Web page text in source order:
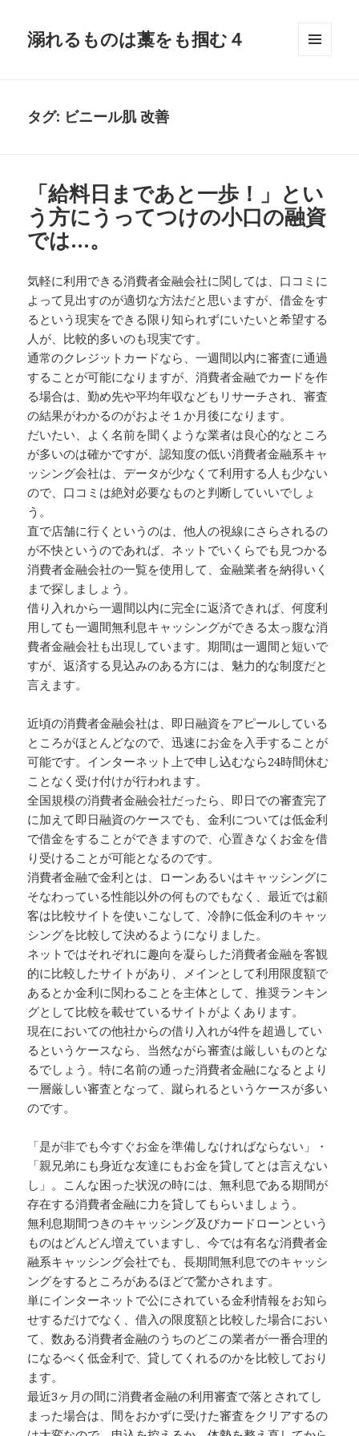
溺れるものは藁をも掴む４
タグ: ビニール肌 改善
「給料日まであと一歩！」とい
う方にうってつけの小口の融資
では…。
気軽に利用できる消費者金融会社に関しては、口コミに
よって見出すのが適切な方法だと思いますが、借金をす
るという現実をできる限り知られずにいたいと希望する
人が、比較的多いのも現実です。
通常のクレジットカードなら、一週間以内に審査に通過
することが可能になりますが、消費者金融でカードを作
る場合は、勤め先や平均年収などもリサーチされ、審査
の結果がわかるのがおよそ１か月後になります。
だいたい、よく名前を聞くような業者は良心的なところ
が多いのは確かですが、認知度の低い消費者金融系キャ
ッシング会社は、データが少なくて利用する人も少ない
ので、口コミは絶対必要なものと判断していいでしょ
う。
直で店舗に行くというのは、他人の視線にさらされるの
が不快というのであれば、ネットでいくらでも見つかる
消費者金融会社の一覧を使用して、金融業者を納得いく
まで探しましょう。
借り入れから一週間以内に完全に返済できれば、何度利
用しても一週間無利息キャッシングができる太っ腹な消
費者金融会社も出現しています。期間は一週間と短いで
すが、返済する見込みのある方には、魅力的な制度だと
言えます。
近頃の消費者金融会社は、即日融資をアピールしている
ところがほとんどなので、迅速にお金を入手することが
可能です。インターネット上で申し込むなら24時間休む
ことなく受け付けが行われます。
全国規模の消費者金融会社だったら、即日での審査完了
に加えて即日融資のケースでも、金利については低金利
で借金をすることができますので、心置きなくお金を借
り受けることが可能となるのです。
消費者金融で金利とは、ローンあるいはキャッシングに
そなわっている性能以外の何ものでもなく、最近では顧
客は比較サイトを使いこなして、冷静に低金利のキャッ
シングを比較して決めるようになりました。
ネットではそれぞれに趣向を凝らした消費者金融を客観
的に比較したサイトがあり、メインとして利用限度額で
あるとか金利に関わることを主体として、推奨ランキン
グとして比較を載せているサイトがよくあります。
現在においての他社からの借り入れが4件を超過してい
るというケースなら、当然ながら審査は厳しいものとな
るでしょう。特に名前の通った消費者金融になるとより
一層厳しい審査となって、蹴られるというケースが多い
のです。
「是が非でも今すぐお金を準備しなければならない」・
「親兄弟にも身近な友達にもお金を貸してとは言えない
し」。こんな困った状況の時には、無利息である期間が
存在する消費者金融に力を貸してもらいましょう。
無利息期間つきのキャッシング及びカードローンという
ものはどんどん増えていますし、今では有名な消費者金
融系キャッシング会社でも、長期間無利息でのキャッシ
ングをするところがあるほどで驚かされます。
単にインターネットで公にされている金利情報をお知ら
せするだけでなく、借入の限度額と比較した場合におい
て、数ある消費者金融のうちのどこの業者が一番合理的
になるべく低金利で、貸してくれるのかを比較しており
ます。
最近3ヶ月の間に消費者金融の利用審査で落とされてし
まった場合は、間をおかずに受けた審査をクリアするの